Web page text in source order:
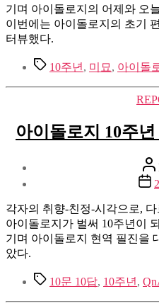
기며 아이돌로지의 어제와 오
이번에는 아이돌로지의 초기
터뷰했다.
Tags10주년 , 미묘 , 아이돌
아이돌로지 10주
Post
date
각자의 취향-친정-시각으로,
아이돌로지가 벌써 10주년이
기며 아이돌로지 현역 필진을
았다.
Tags10문 10답, 10주년 ,